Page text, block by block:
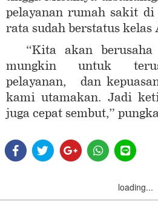
pelayanan rumah sakit
rata sudah berstatus kelas
“Kita akan berusaha
mungkin untuk
pelayanan, dan
kami utamakan. Jadi
juga cepat sembut,”
loading...